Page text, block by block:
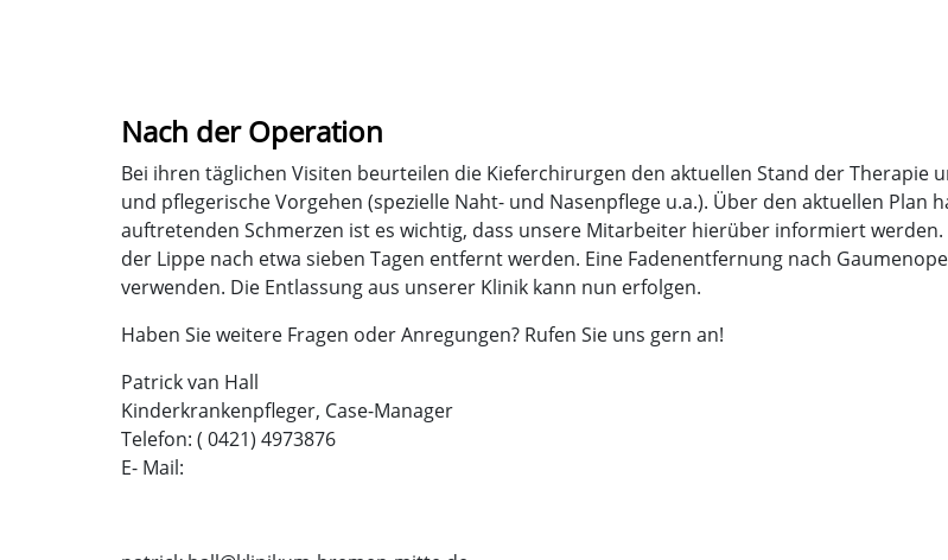
Nach der Operation
Bei ihren täglichen Visiten beurteilen die Kieferchirurgen den aktuellen Stand der
und pflegerische Vorgehen (spezielle Naht- und Nasenpflege u.a.). Über den aktuellen Plan
auftretenden Schmerzen ist es wichtig, dass unsere Mitarbeiter hierüber informiert
der Lippe nach etwa sieben Tagen entfernt werden. Eine Fadenentfernung nach
verwenden. Die Entlassung aus unserer Klinik kann nun erfolgen.
Haben Sie weitere Fragen oder Anregungen? Rufen Sie uns gern an!
Patrick van Hall
Kinderkrankenpfleger, Case-Manager
Telefon: ( 0421) 4973876
E- Mail: